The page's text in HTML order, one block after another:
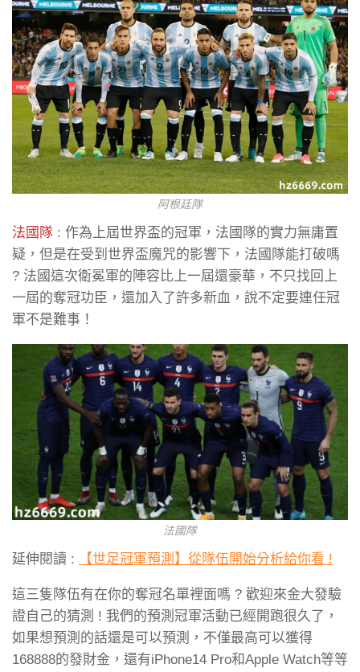
阿根廷隊
法國隊 : 作為上屆世界盃的冠軍，法國隊的實力無庸置
疑，但是在受到世界盃魔咒的影響下，法國隊能打破嗎
? 法國這次衛冕軍的陣容比上一屆還豪華，不只找回上
一屆的奪冠功臣，還加入了許多新血，說不定要連任冠
軍不是難事！
法國隊
延伸閱讀 : 【世足冠軍預測】從隊伍開始分析給你看 !
這三隻隊伍有在你的奪冠名單裡面嗎 ? 歡迎來金大發驗
證自己的猜測 ! 我們的預測冠軍活動已經開跑很久了，
如果想預測的話還是可以預測，不僅最高可以獲得
168888的發財金，還有iPhone14 Pro和Apple Watch等等